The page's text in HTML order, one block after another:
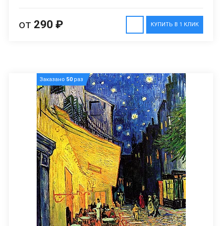
КУПИТЬ В 1 КЛИК
от 290 ₽
Заказано 50раз